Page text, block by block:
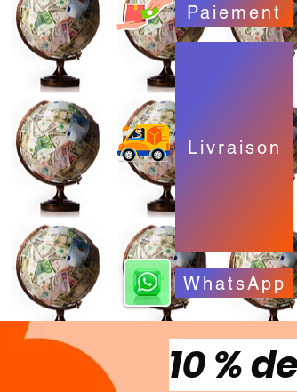
Paiement
Livraison
WhatsApp
10 %